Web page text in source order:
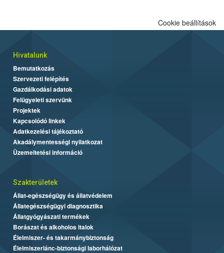
Cookie beállítások
Hivatalunk
Bemutatkozás
Szervezeti felépítés
Gazdálkodási adatok
Felügyeleti szervünk
Projektek
Kapcsolódó linkek
Adatkezelési tájékoztató
Akadálymentességi nyilatkozat
Üzemeltetési információ
Szakterületek
Állat-egészségügy és állatvédelem
Állategészségügyi diagnosztika
Állatgyógyászati termékek
Borászat és alkoholos italok
Élelmiszer- és takarmánybiztonság
Élelmiszerlánc-biztonsági laborhálózat